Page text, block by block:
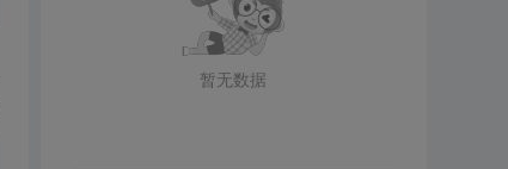
暂无数据